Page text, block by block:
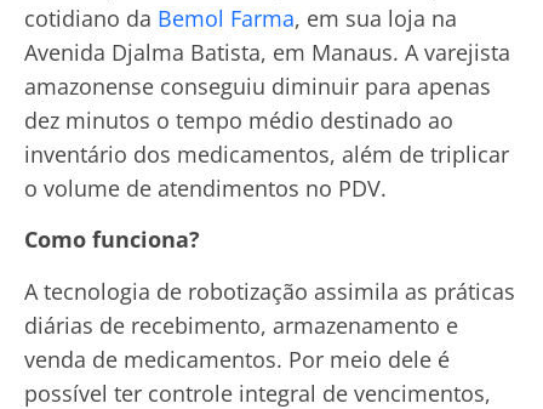
cotidiano da Bemol Farma, em sua loja na
Avenida Djalma Batista, em Manaus. A varejista
amazonense conseguiu diminuir para apenas
dez minutos o tempo médio destinado ao
inventário dos medicamentos, além de triplicar
o volume de atendimentos no PDV.
Como funciona?
A tecnologia de robotização assimila as práticas
diárias de recebimento, armazenamento e
venda de medicamentos. Por meio dele é
possível ter controle integral de vencimentos,